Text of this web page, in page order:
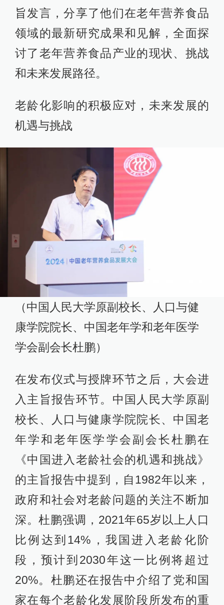
旨发言，分享了他们在老年营养食品
领域的最新研究成果和见解，全面探
讨了老年营养食品产业的现状、挑战
和未来发展路径。
老龄化影响的积极应对，未来发展的
机遇与挑战
（中国人民大学原副校长、人口与健
康学院院长、中国老年学和老年医学
学会副会长杜鹏）
在发布仪式与授牌环节之后，大会进
入主旨报告环节。中国人民大学原副
校长、人口与健康学院院长、中国老
年学和老年医学学会副会长杜鹏在
《中国进入老龄社会的机遇和挑战》
的主旨报告中提到，自1982年以来，
政府和社会对老龄问题的关注不断加
深。杜鹏强调，2021年65岁以上人口
比例达到14%，我国进入老龄化阶
段，预计到2030年这一比例将超过
20%。杜鹏还在报告中介绍了党和国
家在每个老龄化发展阶段所发布的重